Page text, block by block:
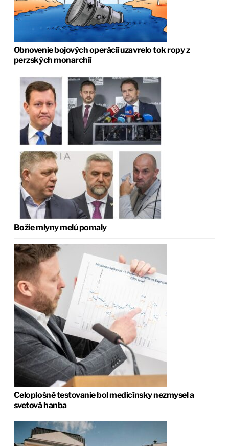
Obnovenie bojových operácií uzavrelo tok ropy z
perzských monarchií
Božie mlyny melú pomaly
Celoplošné testovanie bol medicínsky nezmysel a
svetová hanba